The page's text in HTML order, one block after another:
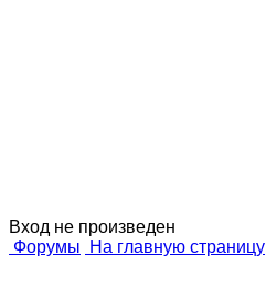
Вход не произведен
Форумы
На главную страницу